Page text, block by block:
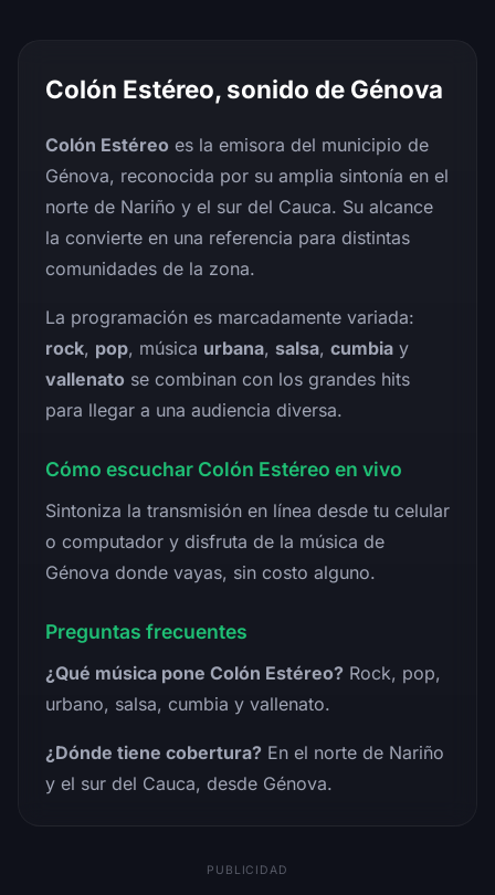
Colón Estéreo, sonido de Génova
Colón Estéreo es la emisora del municipio de
Génova, reconocida por su amplia sintonía en el
norte de Nariño y el sur del Cauca. Su alcance
la convierte en una referencia para distintas
comunidades de la zona.
La programación es marcadamente variada:
rock, pop, música urbana, salsa, cumbia y
vallenato se combinan con los grandes hits
para llegar a una audiencia diversa.
Cómo escuchar Colón Estéreo en vivo
Sintoniza la transmisión en línea desde tu celular
o computador y disfruta de la música de
Génova donde vayas, sin costo alguno.
Preguntas frecuentes
¿Qué música pone Colón Estéreo? Rock, pop,
urbano, salsa, cumbia y vallenato.
¿Dónde tiene cobertura? En el norte de Nariño
y el sur del Cauca, desde Génova.
PUBLICIDAD